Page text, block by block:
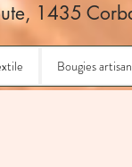
1435
Bougies